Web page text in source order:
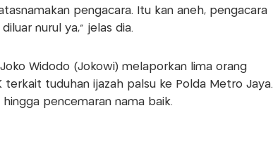
pengacara. Itu kan aneh, pengacara
nurul ya,” jelas dia.
Widodo (Jokowi) melaporkan lima orang
K terkait tuduhan ijazah palsu ke Polda Metro Jaya.
pencemaran nama baik.